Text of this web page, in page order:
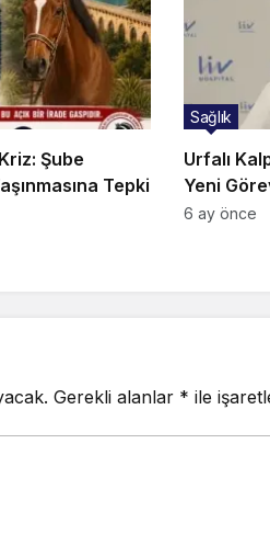
Şube
Tepki
Urfalı
Yeni
Sağlık
6 ay önce
Gerekli alanlar * ile